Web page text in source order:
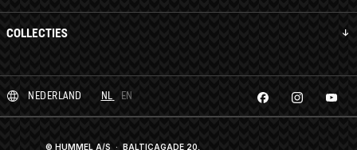
COLLECTIES
NEDERLAND NL EN
© HUMMEL A/S · BALTICAGADE 20,